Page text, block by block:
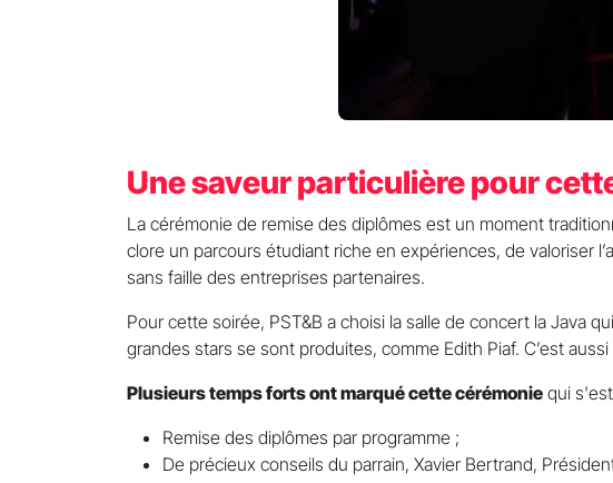
Une saveur particulière pour
La cérémonie de remise des diplômes est un moment
clore un parcours étudiant riche en expériences, de valoriser
sans faille des entreprises partenaires.
Pour cette soirée, PST&B a choisi la salle de concert la Java
grandes stars se sont produites, comme Edith Piaf. C’est
Plusieurs temps forts ont marqué cette cérémonie qui
Remise des diplômes par programme ;
De précieux conseils du parrain, Xavier Bertrand,